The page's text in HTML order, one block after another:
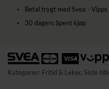
Betal trygt med Svea - Vipps
30 dagers åpent kjøp
Kategorier: Fritid & Leker, Siste